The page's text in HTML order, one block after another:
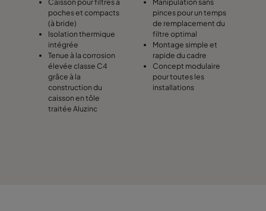
poches et compacts
(à bride)
Isolation thermique
intégrée
Tenue à la corrosion
élevée classe C4
grâce à la
construction du
caisson en tôle
traitée Aluzinc
pinces pour un temps
de remplacement du
filtre optimal
Montage simple et
rapide du cadre
Concept modulaire
pour toutes les
installations